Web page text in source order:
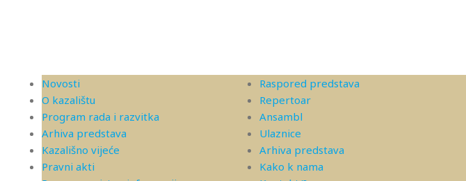
Novosti
O kazalištu
Program rada i razvitka
Arhiva predstava
Kazališno vijeće
Pravni akti
Raspored predstava
Repertoar
Ansambl
Ulaznice
Arhiva predstava
Kako k nama